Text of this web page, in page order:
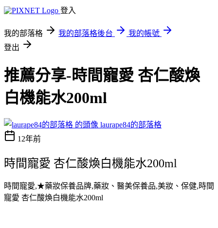
登入
我的部落格 我的部落格後台
我的帳號
登出
推薦分享-時間寵愛 杏仁酸煥
白機能水200ml
laurape84的部落格
12年前
時間寵愛 杏仁酸煥白機能水200ml
時間寵愛,★藥妝保養品牌,藥妝、醫美保養品,美妝、保健,時間
寵愛 杏仁酸煥白機能水200ml